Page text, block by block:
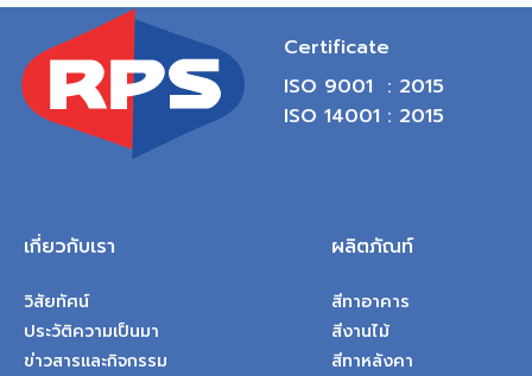
Certificate
ISO 9001 : 2015
ISO 14001 : 2015
เกี่ยวกับเรา
วิสัยทัศน์
ประวัติความเป็นมา
ข่าวสารและกิจกรรม
ผลิตภัณท์
สีทาอาคาร
สีงานไม้
สีทาหลังคา